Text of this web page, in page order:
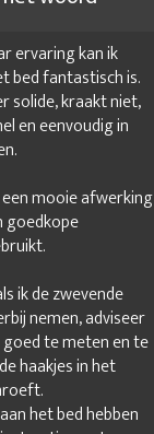
ervaring kan ik
bed fantastisch is.
solide, kraakt niet,
en eenvoudig in
mooie afwerking
goedkope
ik de zwevende
nemen, adviseer
te meten en te
haakjes in het
het bed hebben